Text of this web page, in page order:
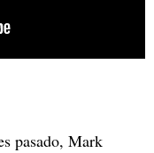
pasado, Mark